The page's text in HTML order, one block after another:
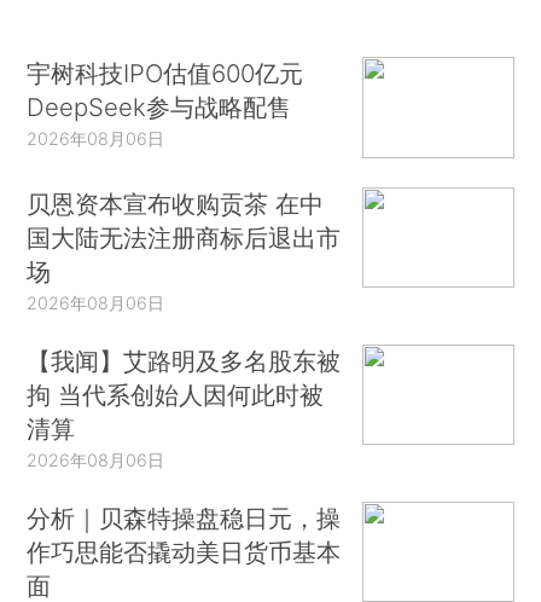
宇树科技IPO估值600亿元
DeepSeek参与战略配售
2026年08月06日
贝恩资本宣布收购贡茶 在中
国大陆无法注册商标后退出市
场
2026年08月06日
【我闻】艾路明及多名股东被
拘 当代系创始人因何此时被
清算
2026年08月06日
分析｜贝森特操盘稳日元，操
作巧思能否撬动美日货币基本
面